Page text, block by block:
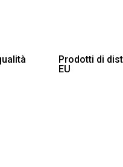
Prodotti di
EU